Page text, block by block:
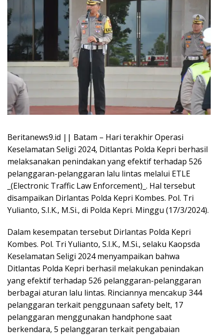
Beritanews9.id || Batam – Hari terakhir Operasi
Keselamatan Seligi 2024, Ditlantas Polda Kepri berhasil
melaksanakan penindakan yang efektif terhadap 526
pelanggaran-pelanggaran lalu lintas melalui ETLE
_(Electronic Traffic Law Enforcement)_. Hal tersebut
disampaikan Dirlantas Polda Kepri Kombes. Pol. Tri
Yulianto, S.I.K., M.Si., di Polda Kepri. Minggu (17/3/2024).
Dalam kesempatan tersebut Dirlantas Polda Kepri
Kombes. Pol. Tri Yulianto, S.I.K., M.Si., selaku Kaopsda
Keselamatan Seligi 2024 menyampaikan bahwa
Ditlantas Polda Kepri berhasil melakukan penindakan
yang efektif terhadap 526 pelanggaran-pelanggaran
berbagai aturan lalu lintas. Rinciannya mencakup 344
pelanggaran terkait penggunaan safety belt, 17
pelanggaran menggunakan handphone saat
berkendara, 5 pelanggaran terkait pengabaian